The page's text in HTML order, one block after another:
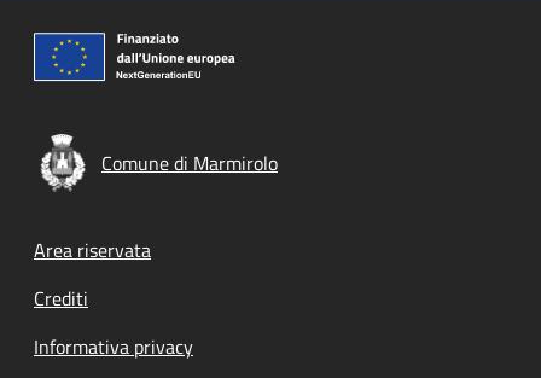
Comune di Marmirolo
Footer menu
Area riservata
Crediti
Informativa privacy